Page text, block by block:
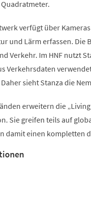
verfügt über
und Lärm erfassen. Die
Verkehr. Im HNF nutzt
Verkehrsdaten
sieht Stanza die
erweitern die
Sie greifen teils auf
damit einen kompletten